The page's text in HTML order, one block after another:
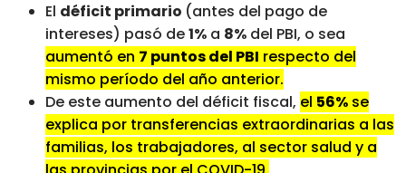
El déficit primario (antes del pago de
intereses) pasó de1% a 8% del PBI, o sea
aumentó en 7 puntos del PBI respecto del
mismo período del año anterior.
De este aumento del déficit fiscal, el 56% se
explica por transferencias extraordinarias a las
familias, los trabajadores, al sector salud y a